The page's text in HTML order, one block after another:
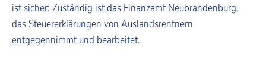
ist sicher: Zuständig ist das Finanzamt Neubrandenburg,
das Steuererklärungen von Auslandsrentnern
entgegennimmt und bearbeitet.